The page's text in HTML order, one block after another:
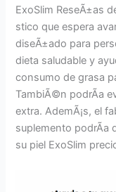
ExoSlim ReseÃ±as
stico que espera
diseÃ±ado para
dieta saludable y
consumo de grasa
TambiÃ©n podrÃ­a
extra. AdemÃ¡s, el
suplemento podrÃ­a
su piel ExoSlim